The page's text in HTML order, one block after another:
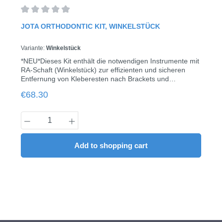
JOTA ORTHODONTIC KIT, WINKELSTÜCK
Variante: Winkelstück
*NEU*Dieses Kit enthält die notwendigen Instrumente mit
RA-Schaft (Winkelstück) zur effizienten und sicheren
Entfernung von Kleberesten nach Brackets und
C152 hat ein „sicheres Ende“, so dass Materialreste im
das Zahnfleisch, den Zahnschmelz oder den
Wurzelzement zu
beschädigen.schmelzschonendInstrumente für alle
ZahnoberflächenEffektive und schnelle Entfernung von
Haftmittelnglatte Oberfläche nach dem Polierennur eine
Poliererform für alle Oberflächen8 Instrumente / Kit
Regular price:
€68.30
Product Quantity: Enter the desired
Add to shopping cart